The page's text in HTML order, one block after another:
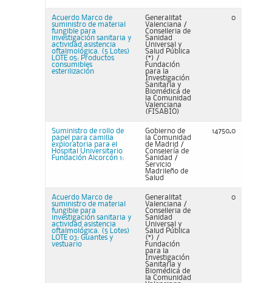
Acuerdo Marco de
suministro de material
fungible para
investigación sanitaria y
actividad asistencia
oftalmológica. (5 Lotes)
LOTE 05: Productos
consumibles
esterilización
Generalitat
Valenciana /
Conselleria de
Sanidad
Universal y
Salud Pública
(*) /
Fundación
para la
Investigación
Sanitaria y
Biomédica de
la Comunidad
Valenciana
(FISABIO)
0
Suministro de rollo de
papel para camilla
exploratoria para el
Hospital Universitario
Fundación Alcorcón 1:
Gobierno de
la Comunidad
de Madrid /
Consejería de
Sanidad /
Servicio
Madrileño de
Salud
14750,0
Acuerdo Marco de
suministro de material
fungible para
investigación sanitaria y
actividad asistencia
oftalmológica. (5 Lotes)
LOTE 03: Guantes y
vestuario
Generalitat
Valenciana /
Conselleria de
Sanidad
Universal y
Salud Pública
(*) /
Fundación
para la
Investigación
Sanitaria y
Biomédica de
la Comunidad
0